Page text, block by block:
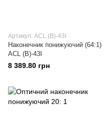
Артикул: ACL (B)-43I
Наконечник понижуючий (64:1)
ACL (B)-43I
8 389.80 грн